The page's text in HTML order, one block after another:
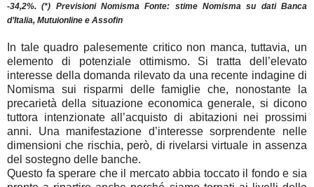
-34,2%. (*) Previsioni Nomisma Fonte: stime Nomisma su dati Banca
d’Italia, Mutuionline e Assofin
In tale quadro palesemente critico non manca, tuttavia, un
elemento di potenziale ottimismo. Si tratta dell’elevato
interesse della domanda rilevato da una recente indagine di
Nomisma sui risparmi delle famiglie che, nonostante la
precarietà della situazione economica generale, si dicono
tuttora intenzionate all’acquisto di abitazioni nei prossimi
anni. Una manifestazione d’interesse sorprendente nelle
dimensioni che rischia, però, di rivelarsi virtuale in assenza
del sostegno delle banche.
Questo fa sperare che il mercato abbia toccato il fondo e sia